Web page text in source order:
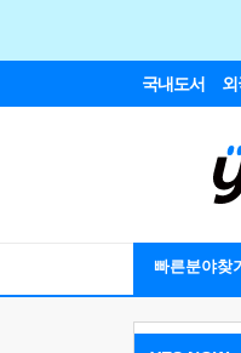
국내도서 외
빠른분야찾기